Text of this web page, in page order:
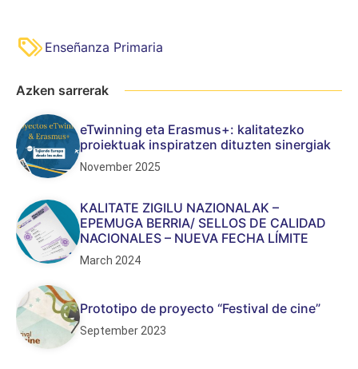
Enseñanza Primaria
Azken sarrerak
eTwinning eta Erasmus+: kalitatezko
proiektuak inspiratzen dituzten sinergiak
November 2025
KALITATE ZIGILU NAZIONALAK –
EPEMUGA BERRIA/ SELLOS DE CALIDAD
NACIONALES – NUEVA FECHA LÍMITE
March 2024
Prototipo de proyecto “Festival de cine”
September 2023